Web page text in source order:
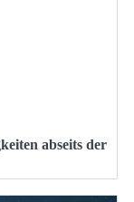
abseits der